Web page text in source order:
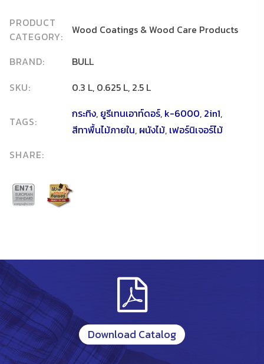
PRODUCT
CATEGORY:
Wood Coatings & Wood Care Products
BRAND:
BULL
SKU:
0.3 L, 0.625 L, 2.5 L
TAGS:
กระทิง, ยูรีเทนเอาท์ดอร์, k-6000, 2in1,
สีทาพื้นไม้ภายใน, ผนังไม้, เฟอร์นิเจอร์ไม้
SHARE:
Download Catalog